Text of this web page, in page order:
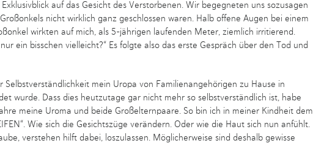
auf das Gesicht des Verstorbenen. Wir begegneten uns sozusagen
nicht wirklich ganz geschlossen waren. Halb offene Augen bei einem
wirkten auf mich, als 5-jährigen laufenden Meter, ziemlich irritierend.
ein bisschen vielleicht?“ Es folgte also das erste Gespräch über den Tod und
mein Uropa von Familienangehörigen zu Hause in
wurde. Dass dies heutzutage gar nicht mehr so selbstverständlich ist, habe
meine Uroma und beide Großelternpaare. So bin ich in meiner Kindheit dem
Wie sich die Gesichtszüge verändern. Oder wie die Haut sich nun anfühlt.
verstehen hilft dabei, loszulassen. Möglicherweise sind deshalb gewisse